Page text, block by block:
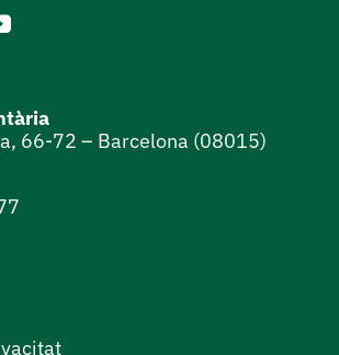
66-72 – Barcelona (08015)